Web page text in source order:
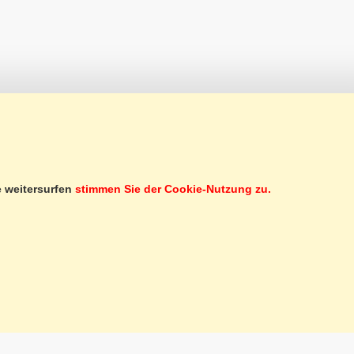
SERVICE CLIENTÈLE
weitersurfen stimmen Sie der Cookie-Nutzung zu.